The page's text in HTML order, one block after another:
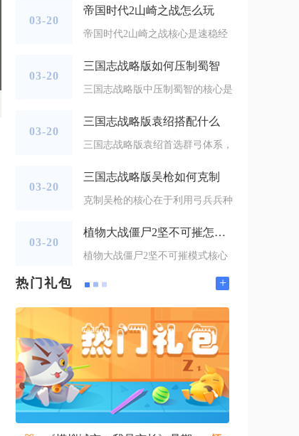
03-20
帝国时代2山崎之战怎么玩
帝国时代2山崎之战核心是速稳经
03-20
三国志战略版如何压制蜀智
三国志战略版中压制蜀智的核心是
03-20
三国志战略版袁绍搭配什么
三国志战略版袁绍首选群弓体系，
03-20
三国志战略版吴枪如何克制
克制吴枪的核心在于利用弓兵兵种
03-20
植物大战僵尸2坚不可摧怎么过
植物大战僵尸2坚不可摧模式核心
热门礼包 +